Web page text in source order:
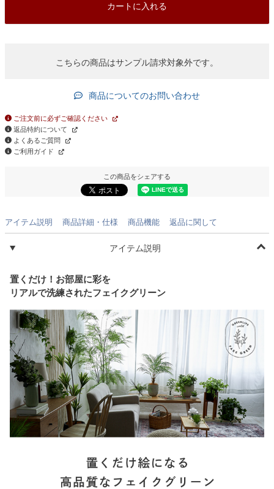
カートに入れる
こちらの商品はサンプル請求対象外です。
商品についてのお問い合わせ
ご注文前に必ずご確認ください
返品特約について
よくあるご質問
ご利用ガイド
この商品をシェアする
アイテム説明 商品詳細・仕様 商品機能 返品に関して
アイテム説明
置くだけ！お部屋に彩を
リアルで洗練されたフェイクグリーン